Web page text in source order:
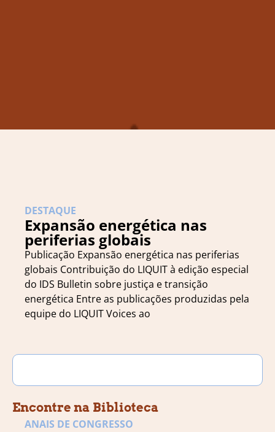
DESTAQUE
Expansão energética nas
periferias globais
Publicação Expansão energética nas periferias
globais Contribuição do LIQUIT à edição especial
do IDS Bulletin sobre justiça e transição
energética Entre as publicações produzidas pela
equipe do LIQUIT Voices ao
Encontre na Biblioteca
ANAIS DE CONGRESSO